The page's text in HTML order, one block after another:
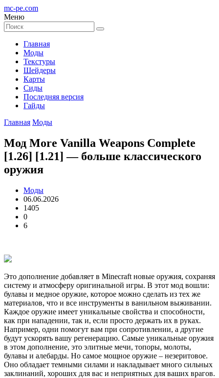
mc-pe.com
Меню
Главная
Моды
Текстуры
Шейдеры
Карты
Сиды
Последняя версия
Гайды
Главная Моды
Мод More Vanilla Weapons Complete
[1.26] [1.21] — больше классического
оружия
Моды
06.06.2026
1405
0
6
Это дополнение добавляет в Minecraft новые оружия, сохраняя
систему и атмосферу оригинальной игры. В этот мод вошли:
булавы и медное оружие, которое можно сделать из тех же
материалов, что и все инструменты в ванильном выживании.
Каждое оружие имеет уникальные свойства и способности,
как при нападении, так и, если просто держать их в руках.
Например, одни помогут вам при сопротивлении, а другие
будут ускорять вашу регенерацию. Самые уникальные оружия
в этом дополнение, это элитные мечи, топоры, молоты,
булавы и алебарды. Но самое мощное оружие – незеритовое.
Оно обладает темными силами и накладывает много сильных
заклинаний, хороших для вас и неприятных для ваших врагов.